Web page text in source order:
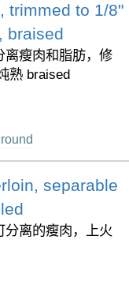
trimmed to 1/8"
braised
离瘦肉和脂肪，修
熟 braised
separable
离的瘦肉，上火